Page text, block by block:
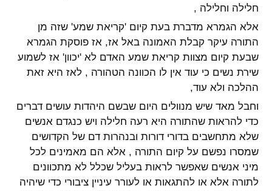
חלילה וחלילה ,
אלא הגמרא מדברת בעת קיום 'קריאת שמע' שזה מן
התורה עיקר קבלת האמונה באל אז, אז פוסקת הגמרא
שבעת קיום מצוות קריאת שמע האדם לא 'יכוון' אז לשמוע
שירת נשים כי עוד אין לו הכוונה הטהורה , לאז היא זאת
ההלכה ולא עוד,
וחבל מאד שיש מנוולים היום שבשם היהדות עושים דברים
כדי להראות שהתורה היא רעה חלילה ויש כנגדם אנשים
שלא מתחשבים בדורי דורות ובנהרות דם של הקדושים
שמסרו נפשם על קיום התורה , אלא הם מאמינים לכל
מיני אנשים שאפשר לראות בעליל שכלל לא מתכוונים
לתורה אלא או להתגאות או לעורר עיניין ציבורי כדי שיהיה